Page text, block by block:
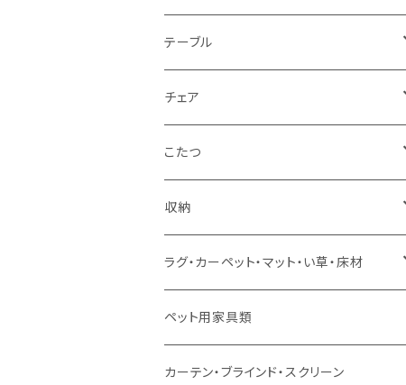
1人掛け
カウチソファ
コーナーソファ
ソファセット
スツール・オットマン
ソファ付属品
クッション・座椅子
セミダブルサイズ（フレームのみ）
ダブルサイズ（フレームのみ）
ワイドダブルサイズ以上（フレームのみ）
シングルサイズ以下（マットレス付）
セミダブルサイズ（マットレス付）
ダブルサイズ（マットレス付）
ダブルサイズ以上（マットレス付）
ダイニング3点セット以下
ダイニング4点セット
ダイニング5点・6点セット
ダイニング7点セット以上
テーブル
センターテーブル
ダイニングテーブル
カウンターテーブル
リフティングテーブル
サイドテーブル・コーヒーテーブル
デスク
チェア
ダイニングチェア
カウンターチェア
キッズチェア
オフィスチェア・ゲーミングチェア
ダイニングベンチ・スツール
こたつ
こたつテーブル
こたつ布団
コタツ・布団セット
収納
本棚・シェルフ
食器棚・収納庫
レンジ台・カウンター
ラグ・カーペット・マット・い草・床材
マット・フロアタイル
ラグ
ペット用家具類
カーテン・ブラインド・スクリーン